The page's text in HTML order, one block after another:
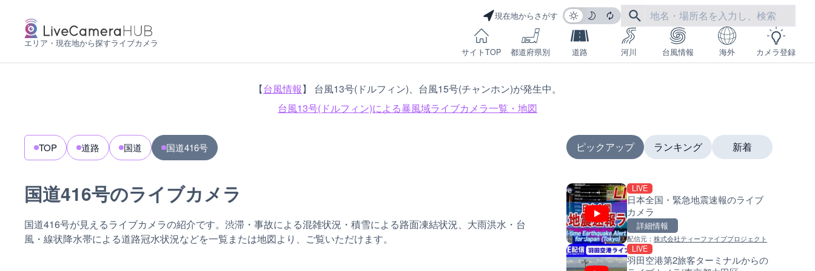
エリア・現在地から探すライブカメラ
現在地からさがす
サイトTOP 都道府県別 道路 河川 台風情報 海外 カメラ登録
【台風情報】 台風13号(ドルフィン)、台風15号(チャンホン)が発生中。
台風13号(ドルフィン)による暴風域ライブカメラ一覧・地図
TOP 道路 国道 国道416号
国道416号のライブカメラ
国道416号が見えるライブカメラの紹介です。渋滞・事故による混雑状況・積雪による路面凍結状況、大雨洪水・台
風・線状降水帯による道路冠水状況などを一覧または地図より、ご覧いただけます。
ピックアップ
LIVE
日本全国・緊急地震速報のライブ
カメラ
詳細情報
配信元： 株式会社ティーファイブプロジェクト
LIVE
羽田空港第2旅客ターミナルからの
ランキング
内海海水浴場のライブカメラ|
配信元：南知多町観光協会
沖永良部島海岸のライブカメ
新着
南出川水門付近のライブカメ
配信元：日高町役場
比井川水門付近から比井崎海